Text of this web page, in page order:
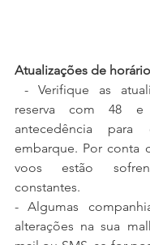
Atualizações de
reserva com 48
antecedência
embarque. Por conta
voos estão
constantes.
- Algumas
alterações na sua